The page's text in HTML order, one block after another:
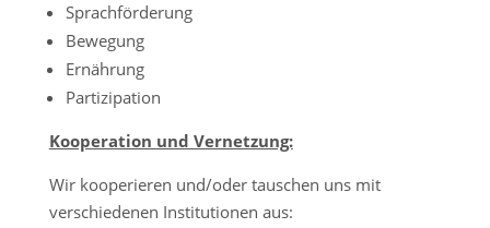
Sprachförderung
Bewegung
Ernährung
Partizipation
Kooperation und Vernetzung:
Wir kooperieren und/oder tauschen uns mit
verschiedenen Institutionen aus: